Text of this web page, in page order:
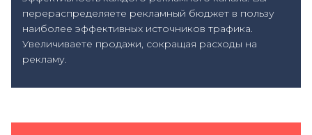
перераспределяете рекламный бюджет в пользу
наиболее эффективных источников трафика.
Увеличиваете продажи, сокращая расходы на
рекламу.